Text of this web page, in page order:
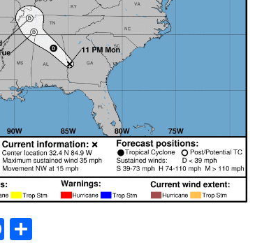
Facebook